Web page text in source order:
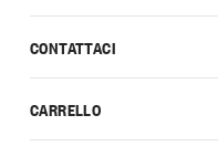
CONTATTACI
CARRELLO